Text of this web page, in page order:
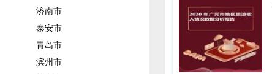
济南市
泰安市
青岛市
滨州市